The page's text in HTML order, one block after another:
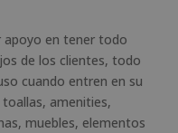
apoyo en tener todo
de los clientes, todo
cuando entren en su
amenities,
muebles, elementos